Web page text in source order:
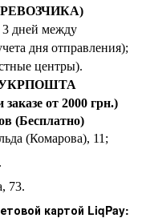
3 дней между
дня отправления);
центры).
от 2000 грн.)
(Бесплатно)
(Комарова), 11;
73.
картой LiqPay: